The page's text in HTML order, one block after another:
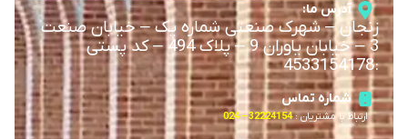
آدرس ما:
زنجان–شهرک صنعتی شماره یک–خیابان صنعت
3
–خیابان یاوران 9 –
پلاک 494 – کد پستی
:
4533154178
شماره تماس
ارتباط با مشتریان : 32224154 – 024